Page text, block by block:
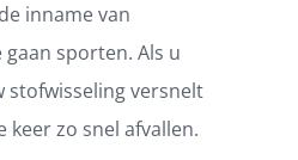
inname van
sporten. Als u
stofwisseling versnelt
keer zo snel afvallen.